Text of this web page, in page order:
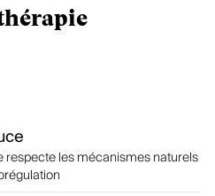
thérapie
respecte les mécanismes naturels